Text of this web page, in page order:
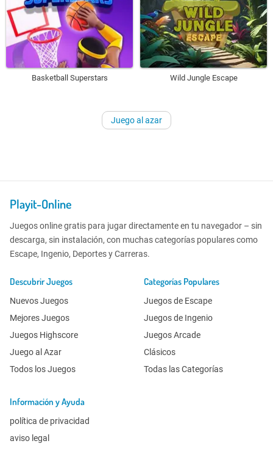
Basketball Superstars Wild Jungle Escape
Juego al azar
Playit-Online
Juegos online gratis para jugar directamente en tu navegador – sin
descarga, sin instalación, con muchas categorías populares como
Escape, Ingenio, Deportes y Carreras.
Descubrir Juegos
Nuevos Juegos
Mejores Juegos
Juegos Highscore
Juego al Azar
Todos los Juegos
Categorías Populares
Juegos de Escape
Juegos de Ingenio
Juegos Arcade
Clásicos
Todas las Categorías
Información y Ayuda
política de privacidad
aviso legal